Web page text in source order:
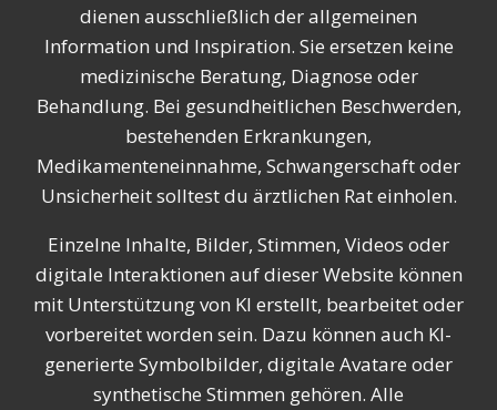
dienen ausschließlich der allgemeinen
Information und Inspiration. Sie ersetzen keine
medizinische Beratung, Diagnose oder
Behandlung. Bei gesundheitlichen Beschwerden,
bestehenden Erkrankungen,
Medikamenteneinnahme, Schwangerschaft oder
Unsicherheit solltest du ärztlichen Rat einholen.
Einzelne Inhalte, Bilder, Stimmen, Videos oder
digitale Interaktionen auf dieser Website können
mit Unterstützung von KI erstellt, bearbeitet oder
vorbereitet worden sein. Dazu können auch KI-
generierte Symbolbilder, digitale Avatare oder
synthetische Stimmen gehören. Alle